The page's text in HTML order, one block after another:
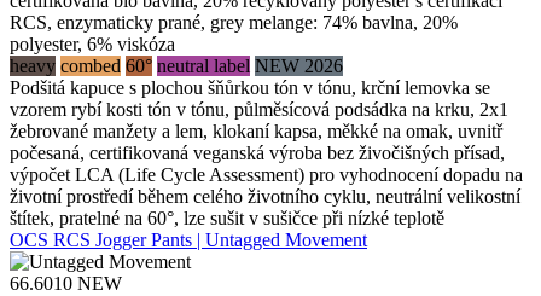
RCS, enzymaticky prané, grey melange: 74% bavlna, 20%
polyester, 6% viskóza
heavy combed 60° neutral label NEW 2026
Podšitá kapuce s plochou šňůrkou tón v tónu, krční lemovka se
vzorem rybí kosti tón v tónu, půlměsícová podsádka na krku, 2x1
žebrované manžety a lem, klokaní kapsa, měkké na omak, uvnitř
počesaná, certifikovaná veganská výroba bez živočišných přísad,
výpočet LCA (Life Cycle Assessment) pro vyhodnocení dopadu na
životní prostředí během celého životního cyklu, neutrální velikostní
štítek, pratelné na 60°, lze sušit v sušičce při nízké teplotě
OCS RCS Jogger Pants | Untagged Movement
66.6010 NEW